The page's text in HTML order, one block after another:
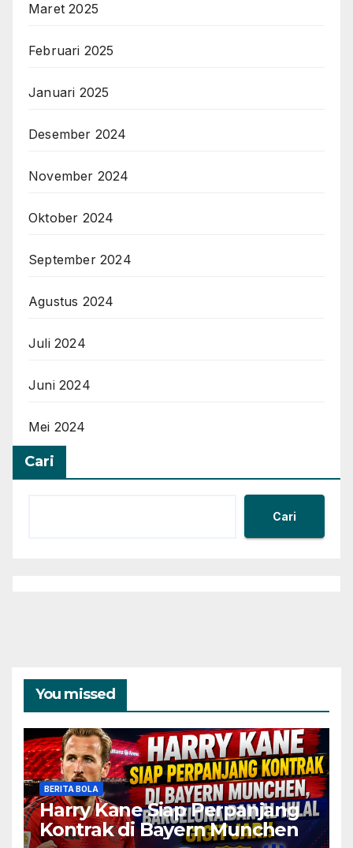
Maret 2025
Februari 2025
Januari 2025
Desember 2024
November 2024
Oktober 2024
September 2024
Agustus 2024
Juli 2024
Juni 2024
Mei 2024
Cari
Cari
You missed
BERITA BOLA
Harry Kane Siap Perpanjang
Kontrak di Bayern Munchen